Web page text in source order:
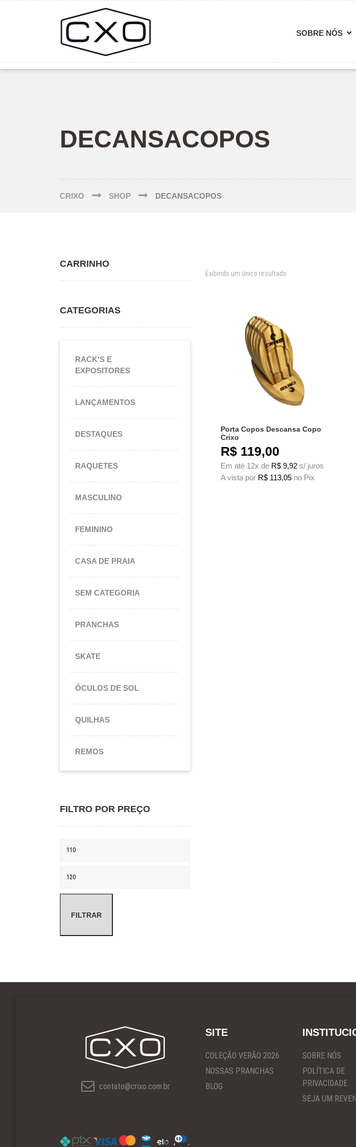
SOBRE NÓS
DECANSACOPOS
CRIXO SHOP DECANSACOPOS
Exibindo um único resultado
Porta Copos Descansa Copo
Crixo
R$ 119,00
Em até 12x de R$ 9,92 s/ juros
A vista por R$ 113,05 no Pix
CARRINHO
CATEGORIAS
RACK'S E
EXPOSITORES
LANÇAMENTOS
DESTAQUES
RAQUETES
MASCULINO
FEMININO
CASA DE PRAIA
SEM CATEGORIA
PRANCHAS
SKATE
ÓCULOS DE SOL
QUILHAS
REMOS
FILTRO POR PREÇO
Preço mínimo
Preço máximo
FILTRAR
contato@crixo.com.br
SITE
COLEÇÃO VERÃO 2026
NOSSAS PRANCHAS
BLOG
SOBRE NÓS
POLÍTICA DE
PRIVACIDADE
SEJA UM